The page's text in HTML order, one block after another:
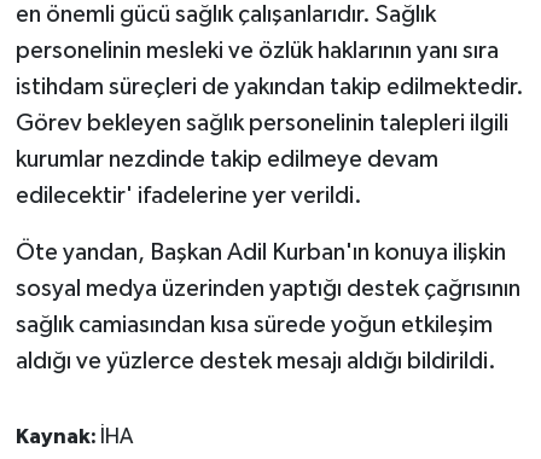
en önemli gücü sağlık çalışanlarıdır. Sağlık
personelinin mesleki ve özlük haklarının yanı sıra
istihdam süreçleri de yakından takip edilmektedir.
Görev bekleyen sağlık personelinin talepleri ilgili
kurumlar nezdinde takip edilmeye devam
edilecektir' ifadelerine yer verildi.
Öte yandan, Başkan Adil Kurban'ın konuya ilişkin
sosyal medya üzerinden yaptığı destek çağrısının
sağlık camiasından kısa sürede yoğun etkileşim
aldığı ve yüzlerce destek mesajı aldığı bildirildi.
Kaynak: İHA
Yerel Haberler